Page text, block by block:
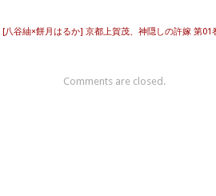
[八谷紬×餅月はるか] 京都上賀茂、神隠しの許嫁 第01
Comments are closed.